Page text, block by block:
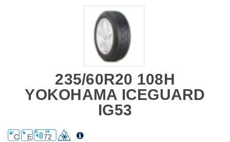
235/60R20 108H
YOKOHAMA ICEGUARD
IG53
C E 72